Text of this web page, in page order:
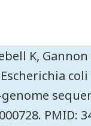
K, Gannon
PMID: